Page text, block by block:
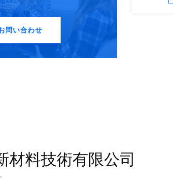
問い合わせ
材料技術有限公司